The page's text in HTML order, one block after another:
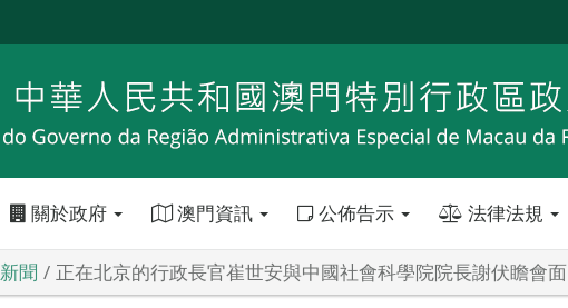
關於政府 澳門資訊 公佈告示 法律法規
新聞 正在北京的行政長官崔世安與中國社會科學院院長謝伏瞻會面